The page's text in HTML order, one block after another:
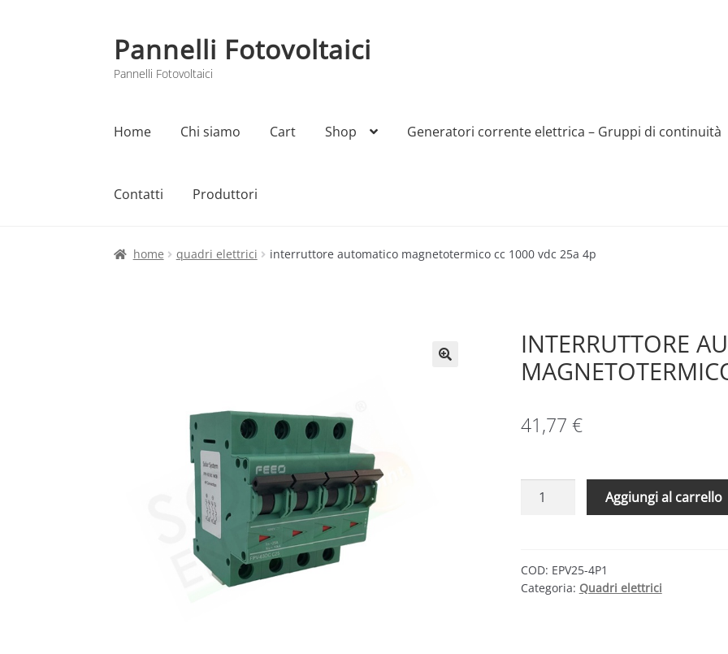
Vai
alla
navigazione
Vai
al
contenuto
Pannelli Fotovoltaici
Pannelli Fotovoltaici
Home Chi siamo Cart Shop Generatori corrente elettrica – Gruppi di continuità
Contatti Produttori
Home Cart Checkout Chi siamo Contatti My account Produttori Sample Page Shop
home quadri elettrici interruttore automatico magnetotermico cc 1000 vdc 25a 4p
INTERRUTTORE
41,77 €
INTERRUTTORE
1000
VDC
Aggiungi al carrello
COD: EPV25-4P1
Categoria: Quadri elettrici